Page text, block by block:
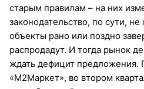
старым правилам – на них
законодательство, по сути,
объекты рано или поздно
распродадут. И тогда рынок
ждать дефицит предложения.
«М2Маркет», во втором